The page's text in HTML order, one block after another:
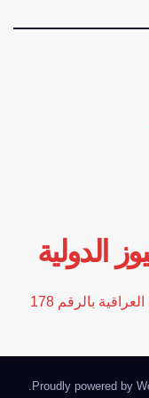
الدولية
بالرقم 178
Proudly powered by
.